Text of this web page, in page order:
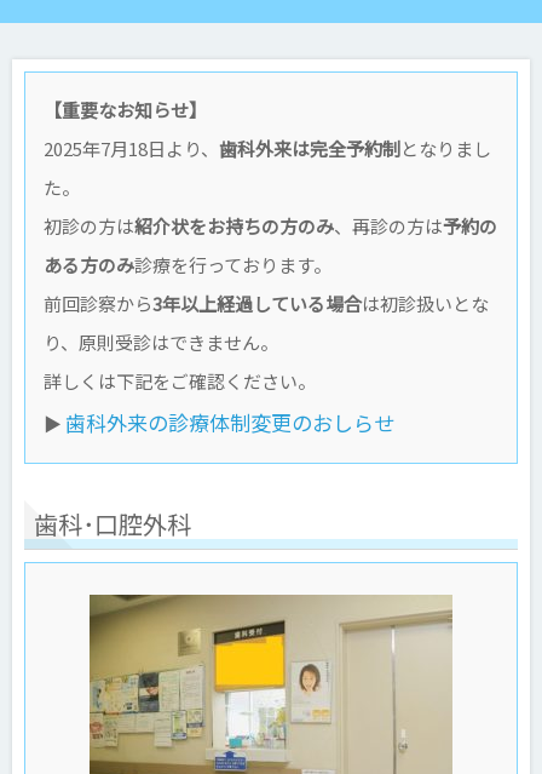
【重要なお知らせ】
2025年7月18日より、 歯科外来は完全予約制となりまし
た。
初診の方は紹介状をお持ちの方のみ、再診の方は予約の
ある方のみ診療を行っております。
前回診察から3年以上経過している場合は初診扱いとな
り、原則受診はできません。
詳しくは下記をご確認ください。
▶ 歯科外来の診療体制変更のおしらせ
歯科･口腔外科